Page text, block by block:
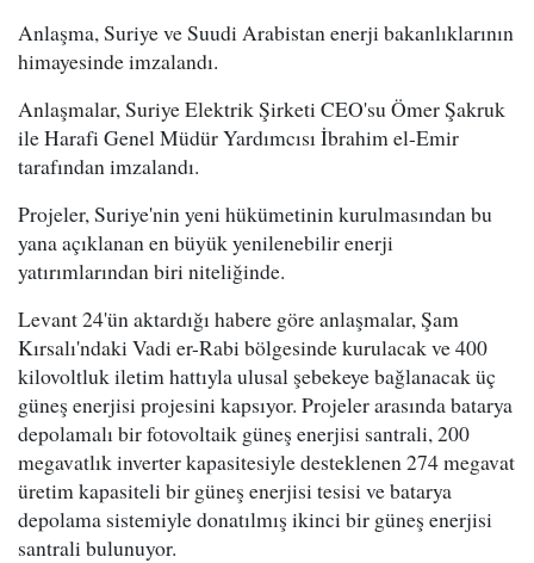
Anlaşma, Suriye ve Suudi Arabistan enerji bakanlıklarının
himayesinde imzalandı.
Anlaşmalar, Suriye Elektrik Şirketi CEO'su Ömer Şakruk
ile Harafi Genel Müdür Yardımcısı İbrahim el-Emir
tarafından imzalandı.
Projeler, Suriye'nin yeni hükümetinin kurulmasından bu
yana açıklanan en büyük yenilenebilir enerji
yatırımlarından biri niteliğinde.
Levant 24'ün aktardığı habere göre anlaşmalar, Şam
Kırsalı'ndaki Vadi er-Rabi bölgesinde kurulacak ve 400
kilovoltluk iletim hattıyla ulusal şebekeye bağlanacak üç
güneş enerjisi projesini kapsıyor. Projeler arasında batarya
depolamalı bir fotovoltaik güneş enerjisi santrali, 200
megavatlık inverter kapasitesiyle desteklenen 274 megavat
üretim kapasiteli bir güneş enerjisi tesisi ve batarya
depolama sistemiyle donatılmış ikinci bir güneş enerjisi
santrali bulunuyor.